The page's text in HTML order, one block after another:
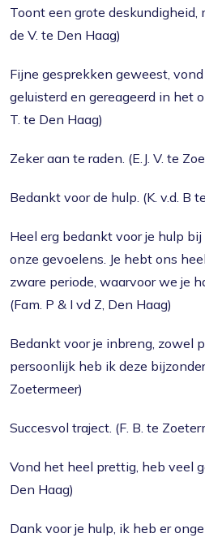
Toont een grote deskundigheid,
de V. te Den Haag)
Fijne gesprekken geweest,
geluisterd en gereageerd in het
T. te Den Haag)
Zeker aan te raden. (E.J. V. te
Bedankt voor de hulp. (K. v.d. B
Heel erg bedankt voor je hulp
onze gevoelens. Je hebt ons
zware periode, waarvoor we je
(Fam. P & I vd Z, Den Haag)
Bedankt voor je inbreng, zowel
persoonlijk heb ik deze
Zoetermeer)
Succesvol traject. (F. B. te
Vond het heel prettig, heb veel
Den Haag)
Dank voor je hulp, ik heb er